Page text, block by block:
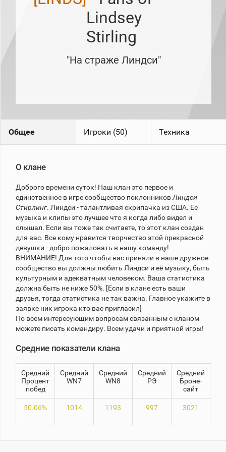
1000
Кланы
Статистика
Информация
Онлайн
Цветовая
шкала
Теlegram
Портал
Мира
Танков
Lindsey
Stirling
"На страже Линдси"
Общее Игроки (50) Техника
О клане
Доброго времени суток! Наш клан это первое и
единственное в игре сообщество поклонниковЛиндси
Стирлинг. Линдси - талантливая скрипачка из США. Ее
музыка и клипы это лучшее что я когда либо видел и
слышал. Если вы тоже так считаете, то этот клан создан
для вас. Все кому нравится творчество этой прекрасной
девушки - добро пожаловать в нашу команду!
ВНИМАНИЕ! Для того чтобы вас приняли в наше дружное
сообщество вы должны любить Линдси и её музыку, быть
культурным и адекватным человеком. Ваша статистика
должна быть не ниже 50%. [Если в клане есть ваши
друзья, тогда статистика не так важна. Главное укажите в
заявке ник игрока кто вас пригласил]
По всем интересующим вопросам связанным с кланом
можете писать командиру. Всем удачи и приятной игры!
Средние показатели клана
Средний
Процент
побед
Средний
WN7
Средний
WN8
Средний
РЭ
Средний
Броне-
сайт
50.06% 1014 1193 997
3021